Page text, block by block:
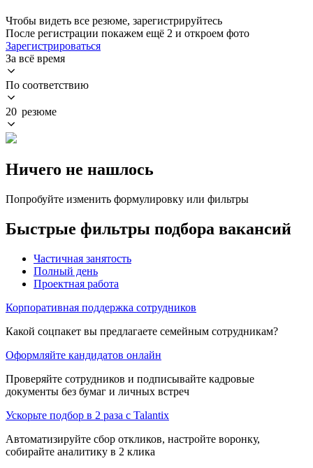
Чтобы видеть все резюме, зарегистрируйтесь
После регистрации покажем ещё 2 и откроем фото
Зарегистрироваться
За всё время
По соответствию
20 резюме
Ничего не нашлось
Попробуйте изменить формулировку или фильтры
Быстрые фильтры подбора вакансий
Частичная занятость
Полный день
Проектная работа
Корпоративная поддержка сотрудников
Какой соцпакет вы предлагаете семейным сотрудникам?
Оформляйте кандидатов онлайн
Проверяйте сотрудников и подписывайте кадровые
документы без бумаг и личных встреч
Ускорьте подбор в 2 раза с Talantix
Автоматизируйте сбор откликов, настройте воронку,
собирайте аналитику в 2 клика